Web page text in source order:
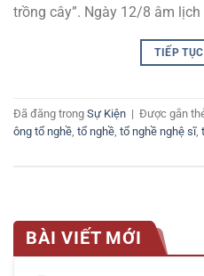
trồng cây”. Ngày 12/8 âm lịch
TIẾP
Đã đăng trong Sự Kiện | Được gắn
ông tổ nghề tổ nghề tổ nghề nghệ sĩ,
BÀI VIẾT MỚI